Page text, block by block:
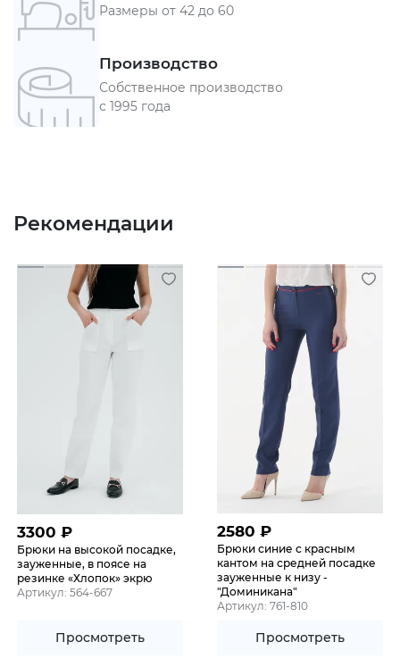
Размеры от 42 до 60
Производство
Собственное производство
с 1995 года
Рекомендации
3300 ₽
Брюки на высокой посадке,
зауженные, в поясе на
резинке «Хлопок» экрю
Артикул: 564-667
Просмотреть
2580 ₽
Брюки синие с красным
кантом на средней посадке
зауженные к низу -
"Доминикана"
Артикул: 761-810
Просмотреть